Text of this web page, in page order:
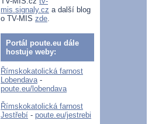
mis.signaly.cz a další blog
o TV-MIS zde.
Portál poute.eu dále
hostuje weby:
Římskokatolická farnost
Lobendava-
poute.eu/lobendava
Římskokatolická farnost
Jestřebí - poute.eu/jestrebi